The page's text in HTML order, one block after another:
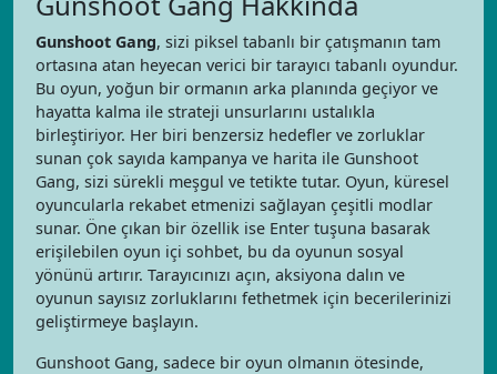
Gunshoot Gang, sizi piksel tabanlı bir çatışmanın tam
ortasına atan heyecan verici bir tarayıcı tabanlı oyundur.
Bu oyun, yoğun bir ormanın arka planında geçiyor ve
hayatta kalma ile strateji unsurlarını ustalıkla
birleştiriyor. Her biri benzersiz hedefler ve zorluklar
sunan çok sayıda kampanya ve harita ile Gunshoot
Gang, sizi sürekli meşgul ve tetikte tutar. Oyun, küresel
oyuncularla rekabet etmenizi sağlayan çeşitli modlar
sunar. Öne çıkan bir özellik ise Enter tuşuna basarak
erişilebilen oyun içi sohbet, bu da oyunun sosyal
yönünü artırır. Tarayıcınızı açın, aksiyona dalın ve
oyunun sayısız zorluklarını fethetmek için becerilerinizi
geliştirmeye başlayın.
Gunshoot Gang, sadece bir oyun olmanın ötesinde,